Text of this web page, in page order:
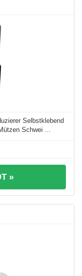
Selbstklebend
Schwei ...
»